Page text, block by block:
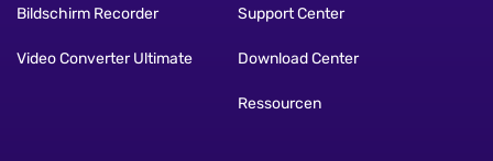
Bildschirm Recorder
Video Converter Ultimate
Support Center
Download Center
Ressourcen